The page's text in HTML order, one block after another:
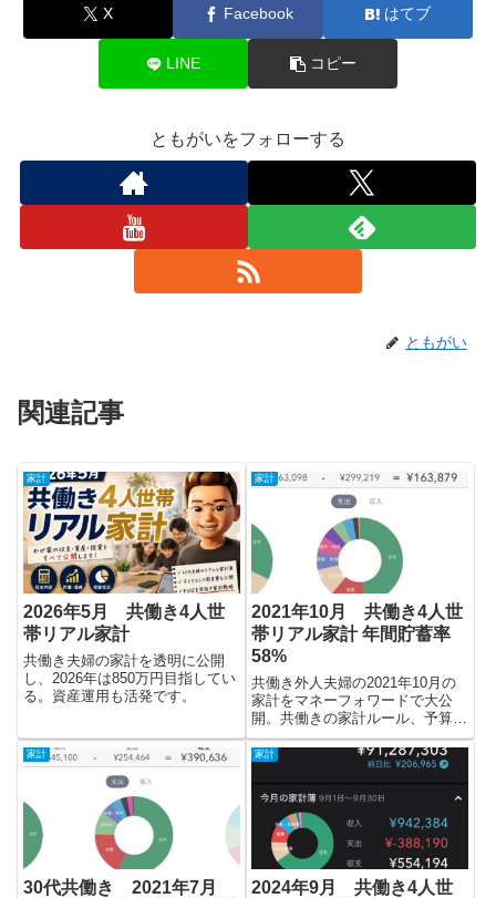
X Facebook はてブ
LINE コピー
ともがいをフォローする
ともがい
関連記事
家計
2026年5月 共働き4人世
帯リアル家計
共働き夫婦の家計を透明に公開
し、2026年は850万円目指してい
る。資産運用も活発です。
家計
2021年10月 共働き4人世
帯リアル家計 年間貯蓄率
58%
共働き外人夫婦の2021年10月の
家計をマネーフォワードで大公
開。共働きの家計ルール、予算と
の比較、収支の内訳及び年間収支
がどうだったのか、参考になるこ
とを願っています。
家計
30代共働き 2021年7月
家計
2024年9月 共働き4人世